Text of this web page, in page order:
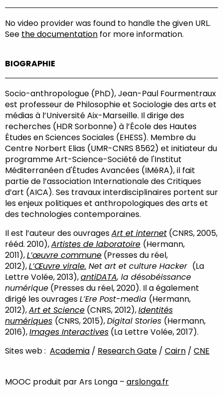
No video provider was found to handle the given URL.
See the documentation for more information.
BIOGRAPHIE
Socio-anthropologue (PhD), Jean-Paul Fourmentraux
est professeur de Philosophie et Sociologie des arts et
médias à l’Université Aix-Marseille. Il dirige des
recherches (HDR Sorbonne) à l’École des Hautes
Études en Sciences Sociales (EHESS). Membre du
Centre Norbert Elias (UMR-CNRS 8562) et initiateur du
programme Art-Science-Société de l'Institut
Méditerranéen d'Études Avancées (IMéRA), il fait
partie de l’association Internationale des Critiques
d’art (AICA). Ses travaux interdisciplinaires portent sur
les enjeux politiques et anthropologiques des arts et
des technologies contemporaines.
Il est l’auteur des ouvragesArt et internet (CNRS, 2005,
rééd. 2010),Artistes de laboratoire (Hermann,
2011),L’œuvre commune (Presses du réel,
2012),L’Œuvre virale. Net art et culture Hacker (La
Lettre Volée, 2013),antiDATA, la désobéissance
numérique (Presses du réel, 2020). Il a également
dirigé les ouvragesL’Ere Post-media (Hermann,
2012),Art et Science (CNRS, 2012),Identités
numériques (CNRS, 2015),Digital Stories (Hermann,
2016),Images Interactives (La Lettre Volée, 2017).
Sites web : Academia / Research Gate / Cairn / CNE
MOOC produit par Ars Longa – arslonga.fr